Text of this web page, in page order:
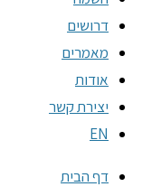
דרושים
מאמרים
אודות
יצירת קשר
EN
דף הבית